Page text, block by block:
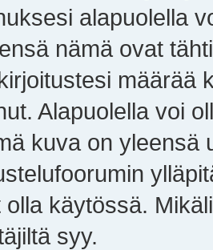
alapuolella
nämä ovat
määrää
Alapuolella voi
kuva on yleensä
olla käytössä.
syy.